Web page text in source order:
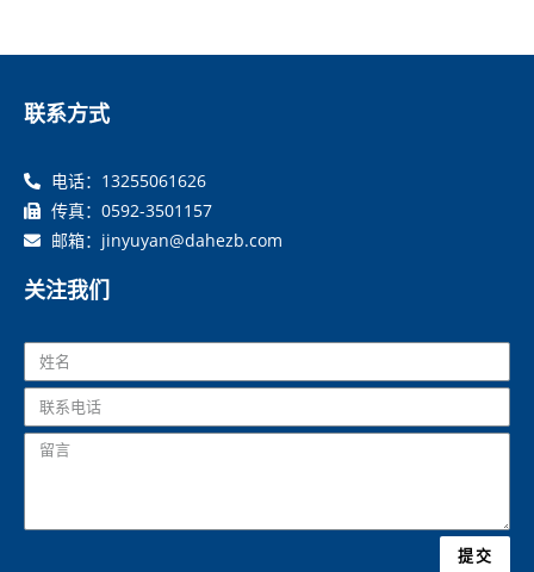
联系方式
电话：13255061626
传真：0592-3501157
邮箱：jinyuyan@dahezb.com
关注我们
提交